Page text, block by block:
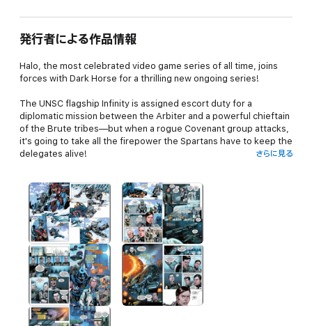
発行者による作品情報
Halo, the most celebrated video game series of all time, joins
forces with Dark Horse for a thrilling new ongoing series!
The UNSC flagship Infinity is assigned escort duty for a
diplomatic mission between the Arbiter and a powerful chieftain
of the Brute tribes—but when a rogue Covenant group attacks,
it's going to take all the firepower the Spartans have to keep the
delegates alive!
• An essential addition to the Halo canon!
• The Halo franchise has sales eclipsing $3 billion over its
lifetime!
• From Christopher Schlerf, lead writer of Halo 4!.
さらに見る